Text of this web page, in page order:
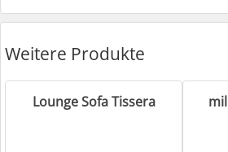
Weitere Produkte
Lounge Sofa Tissera